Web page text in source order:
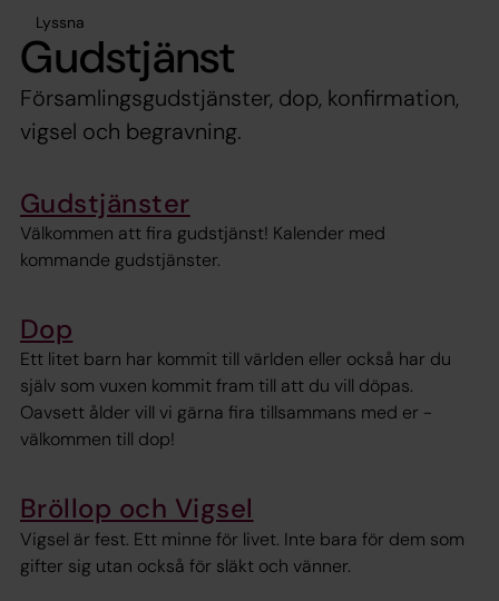
Lyssna
Gudstjänst
Församlingsgudstjänster, dop, konfirmation,
vigsel och begravning.
Gudstjänster
Välkommen att fira gudstjänst! Kalender med
kommande gudstjänster.
Dop
Ett litet barn har kommit till världen eller också har du
själv som vuxen kommit fram till att du vill döpas.
Oavsett ålder vill vi gärna fira tillsammans med er -
välkommen till dop!
Bröllop och Vigsel
Vigsel är fest. Ett minne för livet. Inte bara för dem som
gifter sig utan också för släkt och vänner.